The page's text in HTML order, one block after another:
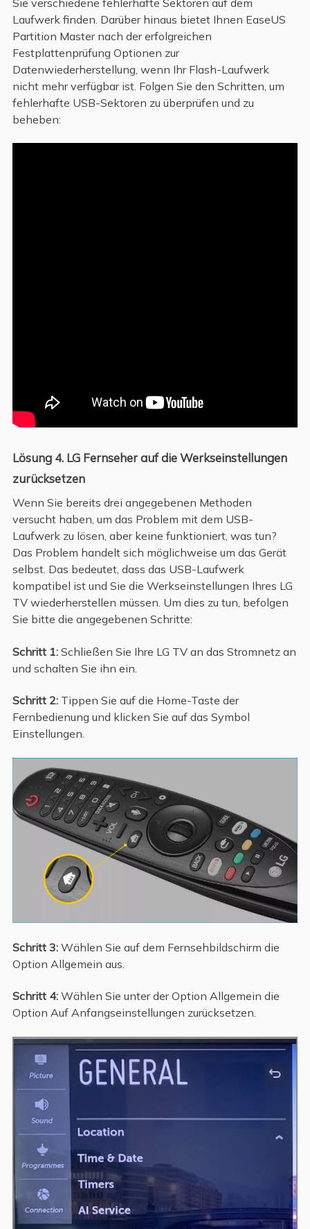
Laufwerk finden. Darüber hinaus bietet Ihnen EaseUS
Partition Master nach der erfolgreichen
Festplattenprüfung Optionen zur
Datenwiederherstellung, wenn Ihr Flash-Laufwerk
nicht mehr verfügbar ist. Folgen Sie den Schritten, um
fehlerhafte USB-Sektoren zu überprüfen und zu
beheben:
Lösung 4. LG Fernseher auf die Werkseinstellungen
zurücksetzen
Wenn Sie bereits drei angegebenen Methoden
versucht haben, um das Problem mit dem USB-
Laufwerk zu lösen, aber keine funktioniert, was tun?
Das Problem handelt sich möglichweise um das Gerät
selbst. Das bedeutet, dass das USB-Laufwerk
kompatibel ist und Sie die Werkseinstellungen Ihres LG
TV wiederherstellen müssen. Um dies zu tun, befolgen
Sie bitte die angegebenen Schritte:
Schritt 1:Schließen Sie Ihre LG TV an das Stromnetz an
und schalten Sie ihn ein.
Schritt 2: Tippen Sie auf die Home-Taste der
Fernbedienung und klicken Sie auf das Symbol
Einstellungen.
Schritt 3:Wählen Sie auf dem Fernsehbildschirm die
Option Allgemein aus.
Schritt 4: Wählen Sie unter der Option Allgemein die
Option Auf Anfangseinstellungen zurücksetzen.